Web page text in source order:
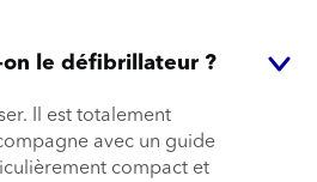
le défibrillateur ?
Il est totalement
avec un guide
compact et